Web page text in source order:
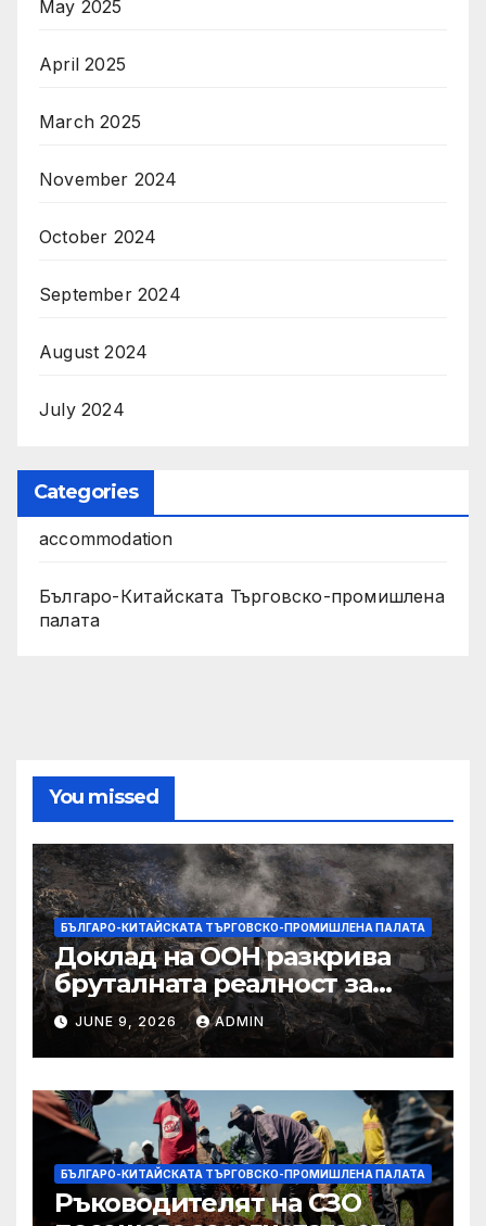
May 2025
April 2025
March 2025
November 2024
October 2024
September 2024
August 2024
July 2024
Categories
accommodation
Българо-Китайската Търговско-промишлена
палата
You missed
БЪЛГАРО-КИТАЙСКАТА ТЪРГОВСКО-ПРОМИШЛЕНА ПАЛАТА
Доклад на ООН разкрива
бруталната реалност за
палестинците в Газа,
Западния бряг
JUNE 9, 2026 ADMIN
БЪЛГАРО-КИТАЙСКАТА ТЪРГОВСКО-ПРОМИШЛЕНА ПАЛАТА
Ръководителят на СЗО